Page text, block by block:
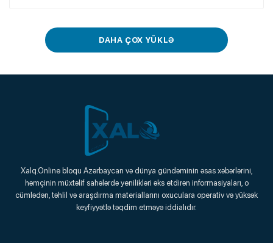
DAHA ÇOX YÜKLƏ
Xalq.Online
Onlayn Platforma
Xalq.Online bloqu Azərbaycan və dünya gündəminin əsas xəbərlərini,
həmçinin müxtəlif sahələrdə yenilikləri əks etdirən informasiyaları, o
cümlədən, təhlil və araşdırma materiallarını oxuculara operativ və yüksək
keyfiyyətlə təqdim etməyə iddialıdır.